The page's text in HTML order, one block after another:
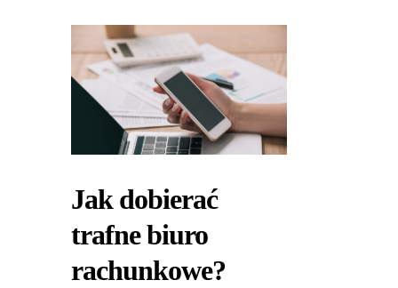
Jak dobierać
trafne biuro
rachunkowe?